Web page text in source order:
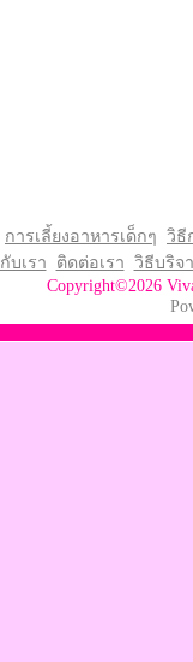
การเลี้ยงอาหารเด็กๆ วิธี
กับเรา
ติดต่อเรา วิธีบริจ
Copyright©2026